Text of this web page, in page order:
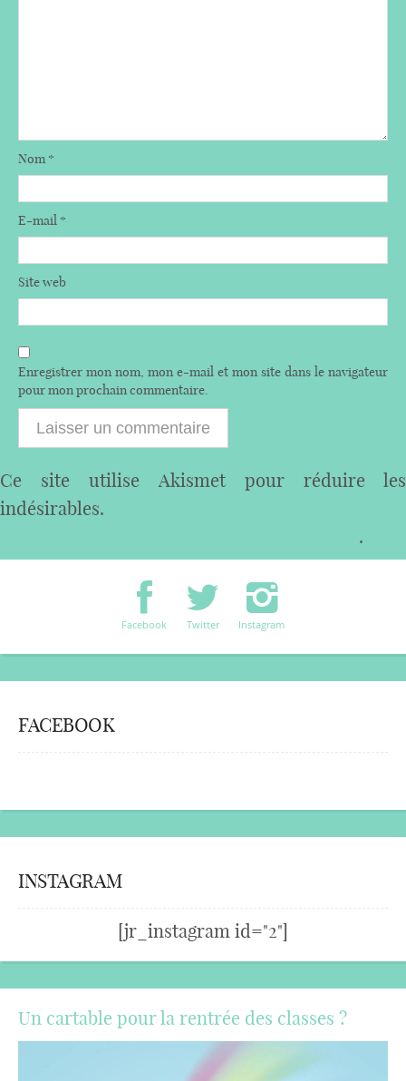
Nom*
E-mail *
Site web
Enregistrer mon nom, mon e-mail et mon site dans le navigateur
pour mon prochain commentaire.
Ce site utilise Akismet pour réduire les
indésirables.
.
Facebook Twitter Instagram
FACEBOOK
INSTAGRAM
[jr_instagram id="2"]
Un cartable pour la rentrée des classes ?